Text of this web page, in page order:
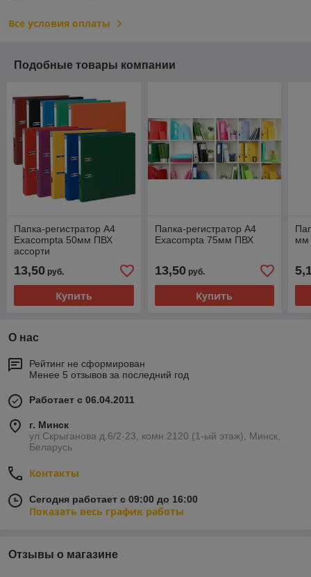
Все условия оплаты
Подобные товары компании
Папка-регистратор А4
Exacompta 50мм ПВХ
ассорти
13,50 руб.
Купить
Папка-регистратор А4
Exacompta 75мм ПВХ
13,50руб.
Купить
мм
О нас
Рейтинг не сформирован
Менее 5 отзывов за последний год
Работает с 06.04.2011
г. Минск
ул.Скрыганова д.6/2-23, комн.2120 (1-ый этаж), Минск,
Беларусь
Контакты
Сегодня работает с 09:00 до 16:00
Показать весь график работы
Отзывы о магазине